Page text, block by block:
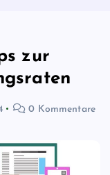
zur
0 Kommentare